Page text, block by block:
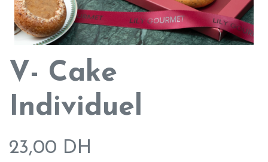
V- Cake
Individuel
23,00 DH